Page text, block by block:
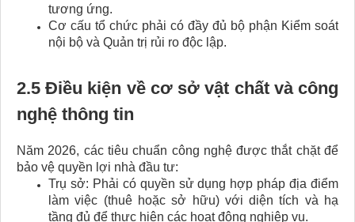
tương ứng.
Cơ cấu tổ chức phải có đầy đủ bộ phận Kiểm soát
nội bộ và Quản trị rủi ro độc lập.
2.5 Điều kiện về cơ sở vật chất và công
nghệ thông tin
Năm 2026, các tiêu chuẩn công nghệ được thắt chặt để
bảo vệ quyền lợi nhà đầu tư:
Trụ sở: Phải có quyền sử dụng hợp pháp địa điểm
làm việc (thuê hoặc sở hữu) với diện tích và hạ
tầng đủ để thực hiện các hoạt động nghiệp vụ.